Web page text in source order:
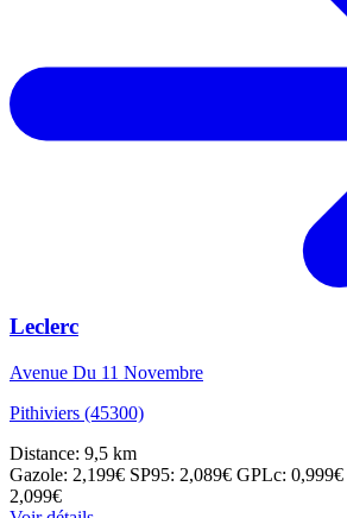
Leclerc
Avenue Du 11 Novembre
Pithiviers (45300)
Distance: 9,5 km
Gazole: 2,199€ SP95: 2,089€ GPLc: 0,999€
2,099€